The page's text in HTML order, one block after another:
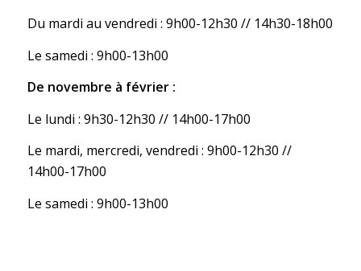
Du mardi au vendredi : 9h00-12h30 // 14h30-18h00
Le samedi : 9h00-13h00
De novembre à février :
Le lundi : 9h30-12h30 // 14h00-17h00
Le mardi, mercredi, vendredi : 9h00-12h30 //
14h00-17h00
Le samedi : 9h00-13h00